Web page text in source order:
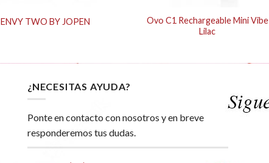
ENVY TWO BY JOPEN
Ovo C1 Rechargeable Mini Vibe
Lilac
¿NECESITAS AYUDA?
Ponte en contacto con nosotros y en breve
responderemos tus dudas.